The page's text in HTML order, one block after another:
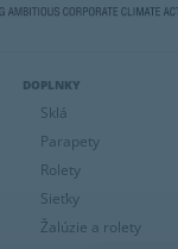
DOPLNKY
Sklá
Parapety
Rolety
Sieťky
Žalúzie a rolety